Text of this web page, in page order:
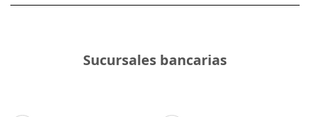
Sucursales bancarias